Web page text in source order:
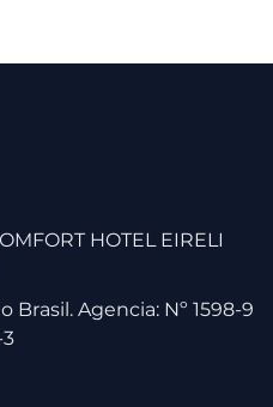
HOTEL EIRELI
Brasil. Agencia: Nº 1598-9